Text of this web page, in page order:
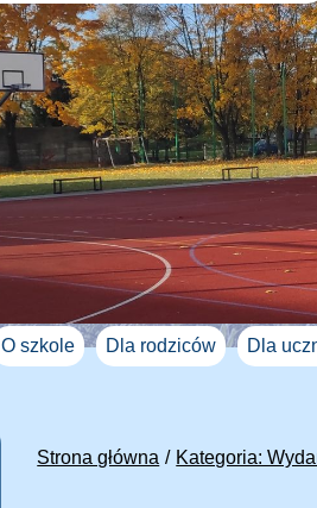
O szkole Dla rodziców Dla
Strona główna Kategoria: